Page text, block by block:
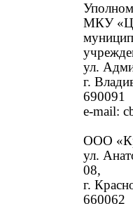
МКУ
ул.
г.
690091
e-mail:
ООО
ул.
08,
г.
660062